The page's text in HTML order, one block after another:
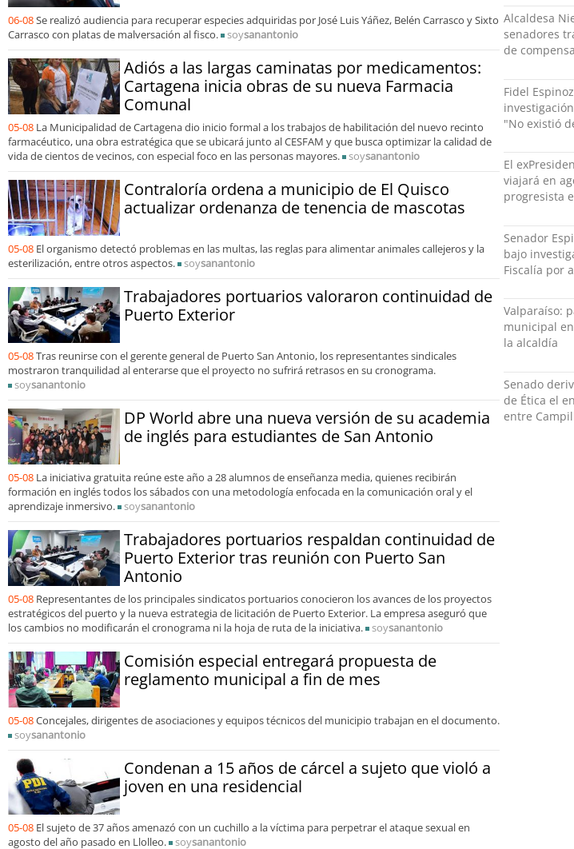
06-08Se realizó audiencia para recuperar especies adquiridas por José Luis Yáñez, Belén Carrasco y Sixto
Carrasco con platas de malversación al fisco.
soysanantonio
Adiós a las largas caminatas por medicamentos:
Cartagena inicia obras de su nueva Farmacia
Comunal
05-08 La Municipalidad de Cartagena dio inicio formal a los trabajos de habilitación del nuevo recinto
farmacéutico, una obra estratégica que se ubicará junto al CESFAM y que busca optimizar la calidad de
vida de cientos de vecinos, con especial foco en las personas mayores.
soysanantonio
Contraloría ordena a municipio de El Quisco
actualizar ordenanza de tenencia de mascotas
05-08 El organismo detectó problemas en las multas, las reglas para alimentar animales callejeros y la
esterilización, entre otros aspectos.
soysanantonio
Trabajadores portuarios valoraron continuidad de
Puerto Exterior
05-08Tras reunirse con el gerente general de Puerto San Antonio, los representantes sindicales
mostraron tranquilidad al enterarse que el proyecto no sufrirá retrasos en su cronograma.
soysanantonio
DP World abre una nueva versión de su academia
de inglés para estudiantes de San Antonio
05-08 La iniciativa gratuita reúne este año a 28 alumnos de enseñanza media, quienes recibirán
formación en inglés todos los sábados con una metodología enfocada en la comunicación oral y el
aprendizaje inmersivo.
soysanantonio
Trabajadores portuarios respaldan continuidad de
Puerto Exterior tras reunión con Puerto San
Antonio
05-08 Representantes de los principales sindicatos portuarios conocieron los avances de los proyectos
estratégicos del puerto y la nueva estrategia de licitación de Puerto Exterior. La empresa aseguró que
los cambios no modificarán el cronograma ni la hoja de ruta de la iniciativa.
soysanantonio
Comisión especial entregará propuesta de
reglamento municipal a fin de mes
05-08Concejales, dirigentes de asociaciones y equipos técnicos del municipio trabajan en el documento.
soysanantonio
Condenan a 15 años de cárcel a sujeto que violó a
joven en una residencial
05-08 El sujeto de 37 años amenazó con un cuchillo a la víctima para perpetrar el ataque sexual en
agosto del año pasado en Llolleo.
soysanantonio
orgullo”
Alcaldesa
senadores
de
indolente"
Fidel
"No existió
violencia
El
viajará en
progresista
Senador
bajo
Fiscalía por
su pareja
Valparaíso:
municipal
la alcaldía
Senado
de Ética el
entre